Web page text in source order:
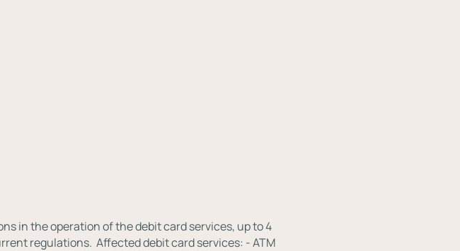
in the operation of the debit card services, up to 4
regulations. ⁣ Affected debit card services: - ATM